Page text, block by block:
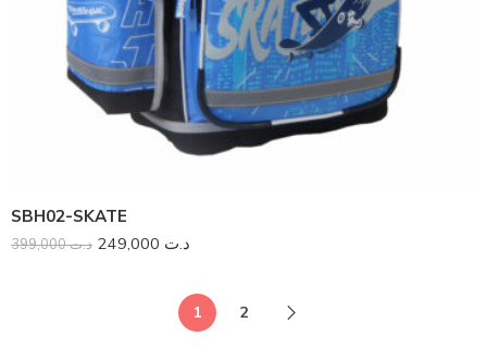
SBH02-SKATE
د.ت399,000 د.ت
1 2